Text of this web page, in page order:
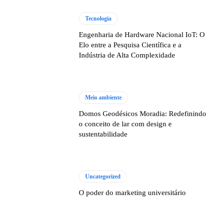
Tecnologia
Engenharia de Hardware Nacional IoT: O
Elo entre a Pesquisa Científica e a
Indústria de Alta Complexidade
Meio ambiente
Domos Geodésicos Moradia: Redefinindo
o conceito de lar com design e
sustentabilidade
Uncategorized
O poder do marketing universitário